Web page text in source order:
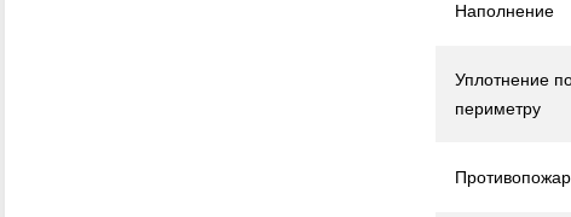
Наполнение
Уплотнение
периметру